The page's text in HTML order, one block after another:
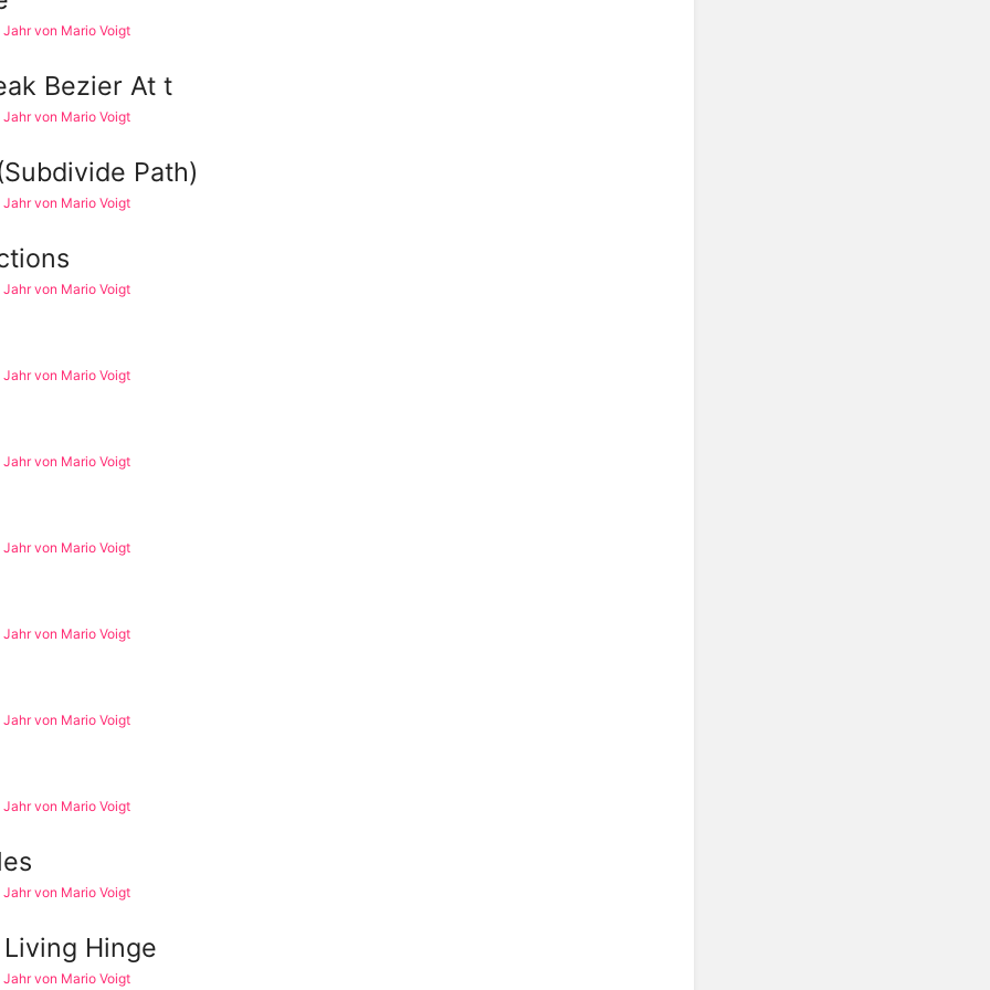
von Mario Voigt
Bezier At t
von Mario Voigt
Path)
von Mario Voigt
von Mario Voigt
von Mario Voigt
von Mario Voigt
von Mario Voigt
von Mario Voigt
von Mario Voigt
von Mario Voigt
von Mario Voigt
Hinge
von Mario Voigt